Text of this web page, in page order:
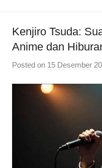
Kenjiro Tsuda:
Anime dan
Posted on 15 Desember